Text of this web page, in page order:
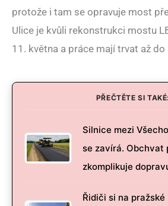
protože i tam se opravuje most
Ulice je kvůli rekonstrukci mostu
11. května a práce mají trvat až
PŘEČTĚTE SI TAKÉ:
Silnice mezi
se zavírá. Obchvat
zkomplikuje
Řidiči si na